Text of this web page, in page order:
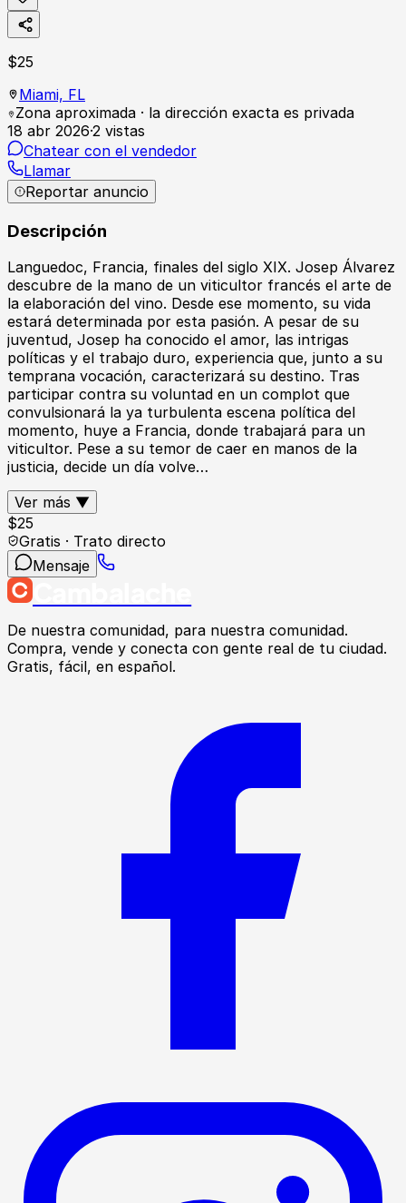
$25
Miami, FL
Zona aproximada · la dirección exacta es privada
18 abr 2026·2 vistas
Chatear con el vendedor
Llamar
Reportar anuncio
Descripción
Languedoc, Francia, finales del siglo XIX. Josep Álvarez
descubre de la mano de un viticultor francés el arte de
la elaboración del vino. Desde ese momento, su vida
estará determinada por esta pasión. A pesar de su
juventud, Josep ha conocido el amor, las intrigas
políticas y el trabajo duro, experiencia que, junto a su
temprana vocación, caracterizará su destino. Tras
participar contra su voluntad en un complot que
convulsionará la ya turbulenta escena política del
momento, huye a Francia, donde trabajará para un
viticultor. Pese a su temor de caer en manos de la
justicia, decide un día volve…
Ver más ▼
$25
Gratis · Trato directo
Mensaje
De nuestra comunidad, para nuestra comunidad.
Compra, vende y conecta con gente real de tu ciudad.
Gratis, fácil, en español.